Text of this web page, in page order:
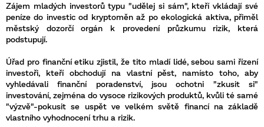
Zájem mladých investorů typu "udělej si sám", kteří vkládají své
peníze do investic od kryptoměn až po ekologická aktiva, přiměl
městský dozorčí orgán k provedení průzkumu rizik, která
podstupují.
Úřad pro finanční etiku zjistil, že tito mladí lidé, sebou sami řízení
investoři, kteří obchodují na vlastní pěst, namísto toho, aby
vyhledávali finanční poradenství, jsou ochotni "zkusit si"
investování, zejména do vysoce rizikových produktů, kvůli té samé
"výzvě"-pokusit se uspět ve velkém světě financí na základě
vlastního vyhodnocení trhu a rizik.